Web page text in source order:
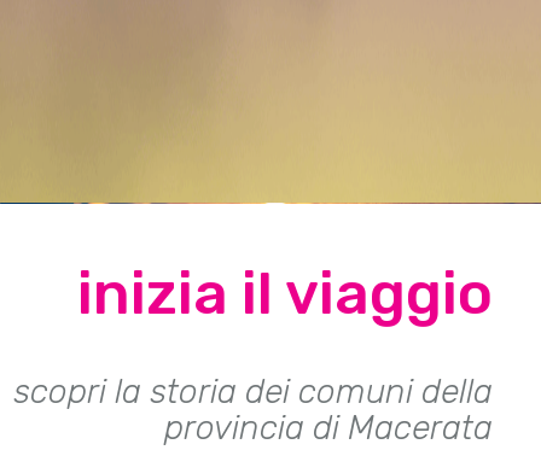
inizia il viaggio
scopri la storia dei comuni della
provincia di Macerata